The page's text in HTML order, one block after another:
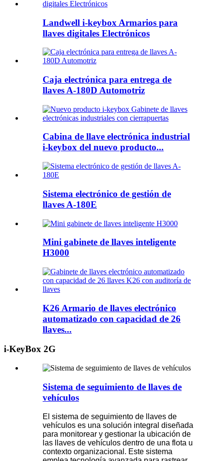
Landwell i-keybox Armarios para
llaves digitales Electrónicos
Caja electrónica para entrega de
llaves A-180D Automotriz
Cabina de llave electrónica industrial
i-keybox del nuevo producto...
Sistema electrónico de gestión de
llaves A-180E
Mini gabinete de llaves inteligente
H3000
K26 Armario de llaves electrónico
automatizado con capacidad de 26
llaves...
i-KeyBox 2G
Sistema de seguimiento de llaves de
vehículos
El sistema de seguimiento de llaves de
vehículos es una solución integral diseñada
para monitorear y gestionar la ubicación de
las llaves de vehículos dentro de una flota u
contexto organizacional. Este sistema